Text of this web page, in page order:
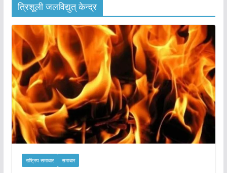
त्रिशूली जलविद्युत् केन्द्र
राष्ट्रिय समाचार समाचार